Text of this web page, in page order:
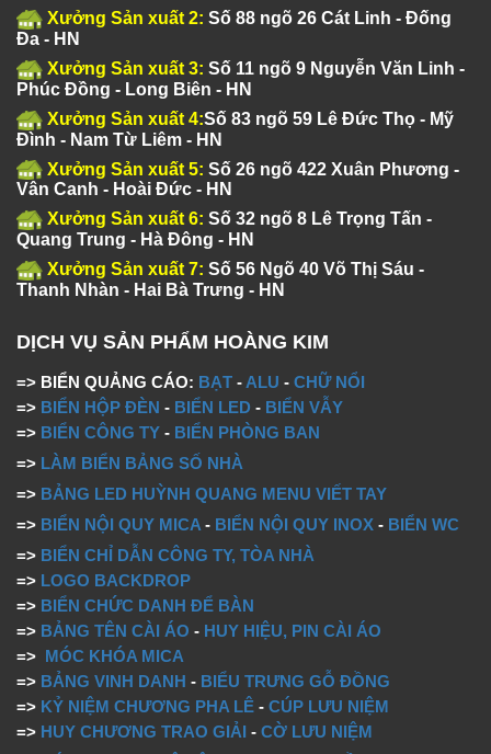
Xưởng Sản xuất 2: Số 88 ngõ 26 Cát Linh - Đống
Đa - HN
Xưởng Sản xuất 3: Số 11 ngõ 9 Nguyễn Văn Linh -
Phúc Đồng - Long Biên - HN
Xưởng Sản xuất 4:Số 83 ngõ 59 Lê Đức Thọ - Mỹ
Đình - Nam Từ Liêm - HN
Xưởng Sản xuất 5: Số 26 ngõ 422 Xuân Phương -
Vân Canh - Hoài Đức - HN
Xưởng Sản xuất 6: Số 32 ngõ 8 Lê Trọng Tấn -
Quang Trung - Hà Đông - HN
Xưởng Sản xuất 7: Số 56 Ngõ 40 Võ Thị Sáu -
Thanh Nhàn - Hai Bà Trưng - HN
DỊCH VỤ SẢN PHẨM HOÀNG KIM
=> BIỂN QUẢNG CÁO: BẠT - ALU - CHỮ NỔI
=> BIỂN HỘP ĐÈN - BIỂN LED - BIỂN VẪY
=> BIỂN CÔNG TY - BIỂN PHÒNG BAN
=> LÀM BIỂN BẢNG SỐ NHÀ
=> BẢNG LED HUỲNH QUANG MENU VIẾT TAY
=> BIỂN NỘI QUY MICA - BIỂN NỘI QUY INOX - BIỂN WC
=> BIỂN CHỈ DẪN CÔNG TY, TÒA NHÀ
=> LOGO BACKDROP
=> BIỂN CHỨC DANH ĐỂ BÀN
=> BẢNG TÊN CÀI ÁO - HUY HIỆU, PIN CÀI ÁO
=> MÓC KHÓA MICA
=> BẢNG VINH DANH - BIỂU TRƯNG GỖ ĐỒNG
=> KỶ NIỆM CHƯƠNG PHA LÊ - CÚP LƯU NIỆM
=> HUY CHƯƠNG TRAO GIẢI - CỜ LƯU NIỆM